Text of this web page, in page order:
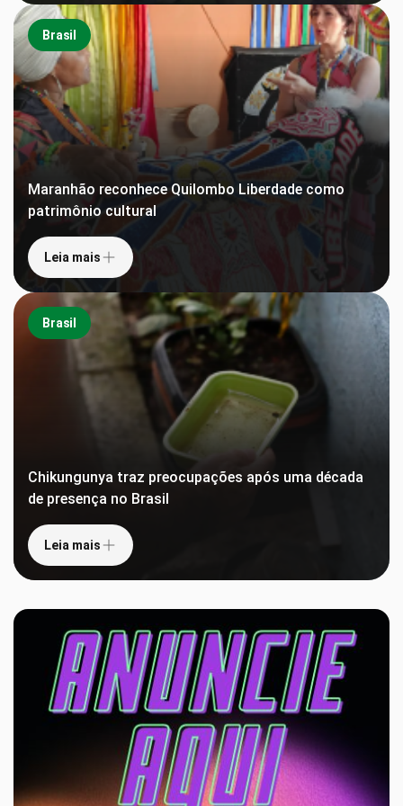
Brasil
Maranhão reconhece Quilombo Liberdade como
patrimônio cultural
Leia mais
Brasil
Chikungunya traz preocupações após uma década
de presença no Brasil
Leia mais